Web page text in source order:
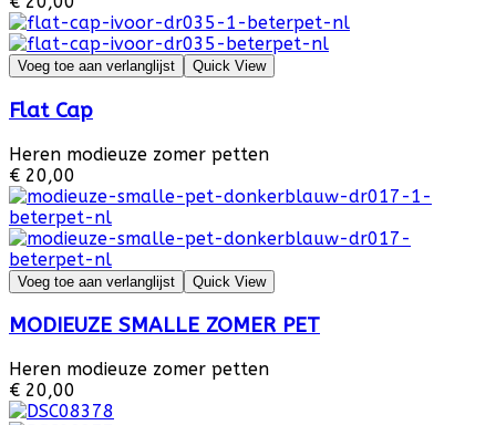
Voeg toe aan verlanglijst Quick View
Flat Cap
Heren modieuze zomer petten
€ 20,00
Voeg toe aan verlanglijst Quick View
MODIEUZE SMALLE ZOMER PET
Heren modieuze zomer petten
€ 20,00